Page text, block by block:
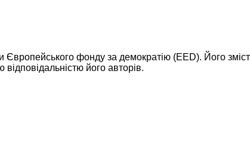
Європейського фонду за демократію (EED). Його
його авторів.